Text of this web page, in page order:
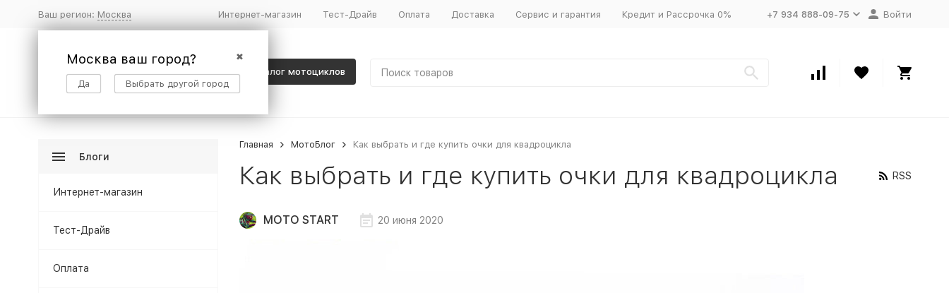
Ваш регион: Москва
✖
Москва ваш город?
Да Выбрать другой город
Интернет-магазин Тест-Драйв Оплата Доставка Сервис и гарантия Кредит и Рассрочка 0% +7 934 888-09-75 Войти
Каталог мотоциклов
Главная МотоБлог Как выбрать и где купить очки для квадроцикла
Как выбрать и где купить очки для квадроцикла RSS
MOTO START 20 июня 2020
Блоги
Интернет-магазин
Тест-Драйв
Оплата